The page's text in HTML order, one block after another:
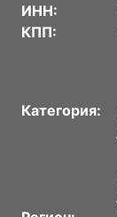
ИНН:
КПП:
Категория: